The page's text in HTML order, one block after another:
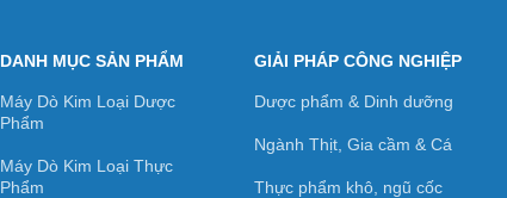
DANH MỤC SẢN PHẨM
Máy Dò Kim Loại Dược
Phẩm
Máy Dò Kim Loại Thực
Phẩm
GIẢI PHÁP CÔNG NGHIỆP
Dược phẩm & Dinh dưỡng
Ngành Thịt, Gia cầm & Cá
Thực phẩm khô, ngũ cốc